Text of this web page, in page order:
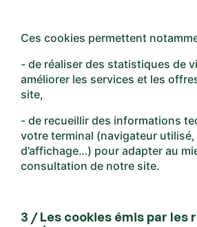
Ces cookies permettent
- de réaliser des statistiques de
améliorer les services et les
site,
- de recueillir des informations
votre terminal (navigateur
d’affichage…) pour adapter au
consultation de notre site.
3 / Les cookies émis par les